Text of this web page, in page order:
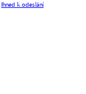
Ihned k odeslání